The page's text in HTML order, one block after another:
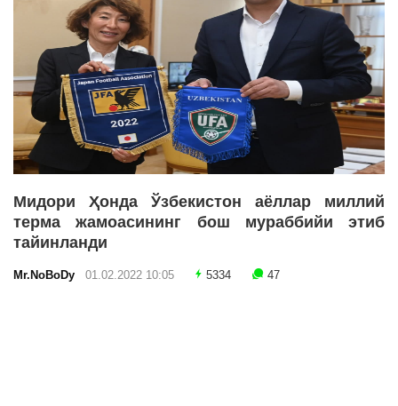
Мидори Ҳонда Ўзбекистон аёллар миллий
терма жамоасининг бош мураббийи этиб
тайинланди
Mr.NoBoDy 01.02.2022 10:05 5334 47